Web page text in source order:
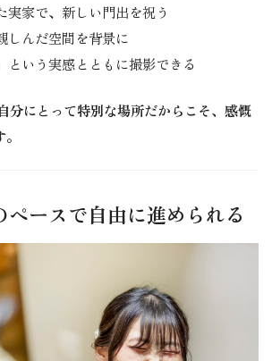
家で、新しい門出を祝う
んだ空間を背景に
いう実感とともに撮影できる
自分にとって特別な場所だからこそ、感慨
ースで自由に進められる